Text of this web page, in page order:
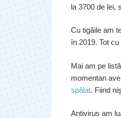
la 3700 de lei,
Cu tigăile am
în 2019. Tot
Mai am pe
momentan
spălat. Fiind
Antivirus am